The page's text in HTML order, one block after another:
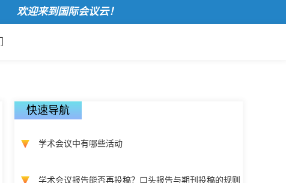
欢迎来到国际会议云！
快速导航
学术会议中有哪些活动
学术会议报告能否再投稿？口头报告与期刊投稿的规则